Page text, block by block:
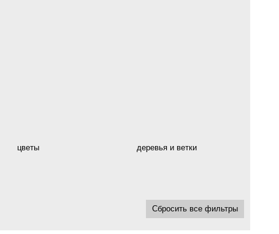
цветы
деревья и ветки
Сбросить все фильтры